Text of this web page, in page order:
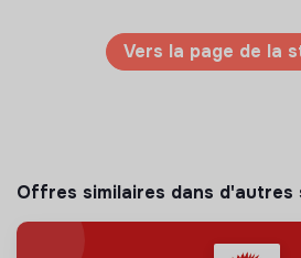
Vers la page de la
Offres similaires dans d'autres